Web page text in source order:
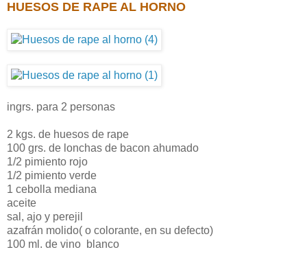
HUESOS DE RAPE AL HORNO
ingrs. para 2 personas
2 kgs. de huesos de rape
100 grs. de lonchas de bacon ahumado
1/2 pimiento rojo
1/2 pimiento verde
1 cebolla mediana
aceite
sal, ajo y perejil
azafrán molido( o colorante, en su defecto)
100 ml. de vino blanco